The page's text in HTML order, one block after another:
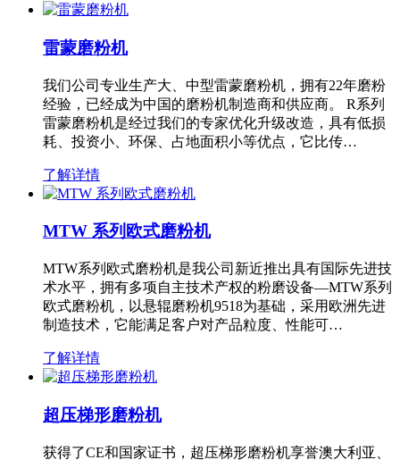
雷蒙磨粉机
我们公司专业生产大、中型雷蒙磨粉机，拥有22年磨粉
经验，已经成为中国的磨粉机制造商和供应商。 R系列
雷蒙磨粉机是经过我们的专家优化升级改造，具有低损
耗、投资小、环保、占地面积小等优点，它比传…
了解详情
MTW 系列欧式磨粉机
MTW系列欧式磨粉机是我公司新近推出具有国际先进技
术水平，拥有多项自主技术产权的粉磨设备—MTW系列
欧式磨粉机，以悬辊磨粉机9518为基础，采用欧洲先进
制造技术，它能满足客户对产品粒度、性能可…
了解详情
超压梯形磨粉机
获得了CE和国家证书，超压梯形磨粉机享誉澳大利亚、